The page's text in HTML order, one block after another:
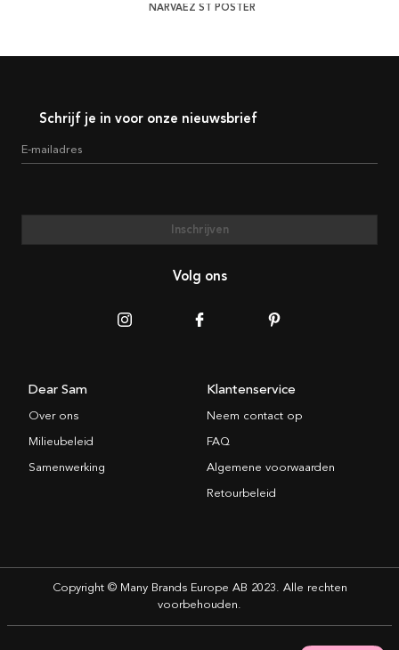
NARVAEZ ST POSTER
Schrijf je in voor onze nieuwsbrief
E-mailadres
Inschrijven
Volg ons
Dear Sam
Over ons
Milieubeleid
Samenwerking
Klantenservice
Neem contact op
FAQ
Algemene voorwaarden
Retourbeleid
Copyright © Many Brands Europe AB 2023. Alle rechten
voorbehouden.